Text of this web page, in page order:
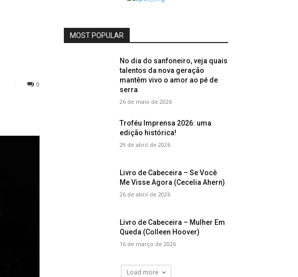
0
MOST POPULAR
No dia do sanfoneiro, veja quais
talentos da nova geração
mantêm vivo o amor ao pé de
serra
26 de maio de 2026
Troféu Imprensa 2026: uma
edição histórica!
29 de abril de 2026
Livro de Cabeceira – Se Você
Me Visse Agora (Cecelia Ahern)
26 de abril de 2026
Livro de Cabeceira – Mulher Em
Queda (Colleen Hoover)
16 de março de 2026
Load more